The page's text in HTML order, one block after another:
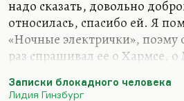
надо сказать, довольно
относилась, спасибо ей. Я
«Ночные электрички»,
раз спрашивал ее о Хармсе,
нас познакомила.
Записки блокадного человека
Лидия Гинзбург